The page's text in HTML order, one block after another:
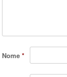
Nome*